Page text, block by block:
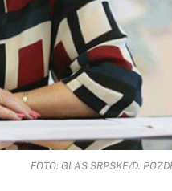
FOTO: GLAS SRPSKE/D.